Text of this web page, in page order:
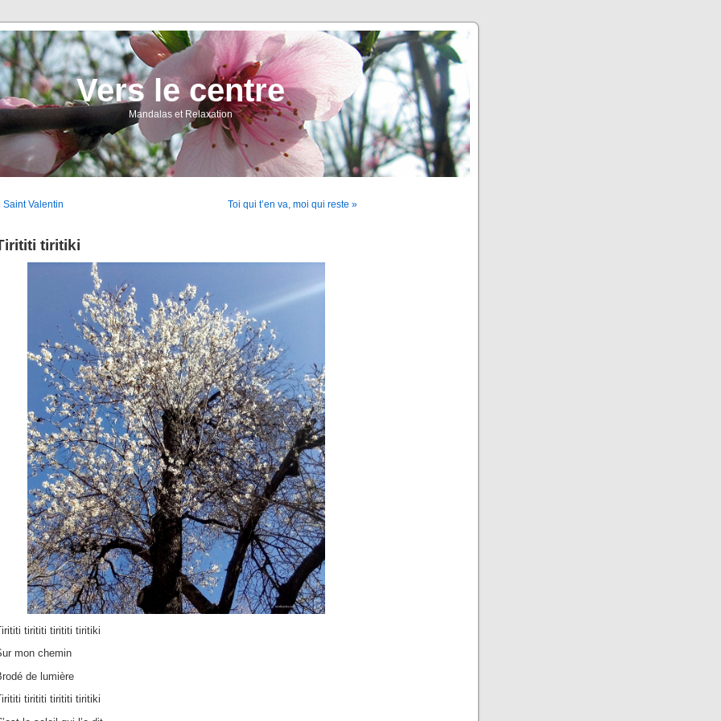
Vers le centre
Mandalas et Relaxation
Saint Valentin Toi qui t’en va, moi qui reste »
tiritiki
tirititi tirititi tiritiki
mon chemin
de lumière
tirititi tirititi tiritiki